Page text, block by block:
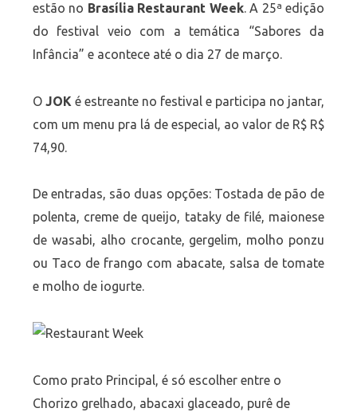
estão no Brasília Restaurant Week. A 25ª edição
do festival veio com a temática “Sabores da
Infância” e acontece até o dia 27 de março.
O JOK é estreante no festival e participa no jantar,
com um menu pra lá de especial, ao valor de R$ R$
74,90.
De entradas, são duas opções: Tostada de pão de
polenta, creme de queijo, tataky de filé, maionese
de wasabi, alho crocante, gergelim, molho ponzu
ou Taco de frango com abacate, salsa de tomate
e molho de iogurte.
Como prato Principal, é só escolher entre o
Chorizo grelhado, abacaxi glaceado, purê de